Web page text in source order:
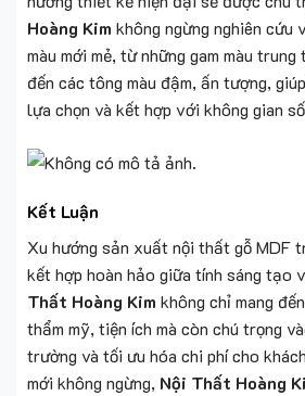
Hoàng Kim không ngừng nghiên cứu
màu mới mẻ, từ những gam màu trung
đến các tông màu đậm, ấn tượng,
lựa chọn và kết hợp với không gian
Kết Luận
Xu hướng sản xuất nội thất gỗ MDF
kết hợp hoàn hảo giữa tính sáng tạo
Thất Hoàng Kim không chỉ mang
thẩm mỹ, tiện ích mà còn chú trọng
trường và tối ưu hóa chi phí cho
mới không ngừng, Nội Thất Hoàng